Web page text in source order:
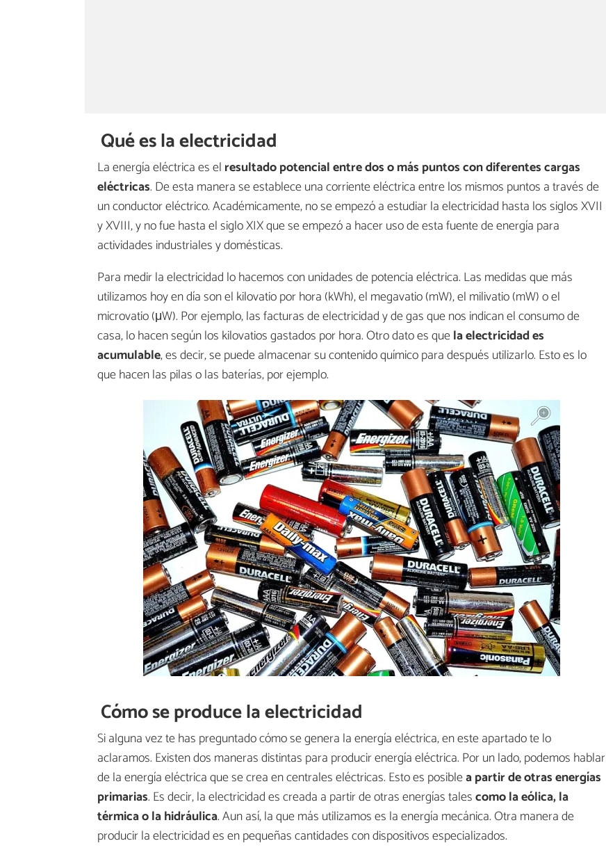
Qué es la electricidad
La energía eléctrica es el resultado potencial entre dos o más puntos con diferentes cargas
eléctricas. De esta manera se establece una corriente eléctrica entre los mismos puntos a través de
un conductor eléctrico. Académicamente, no se empezó a estudiar la electricidad hasta los siglos XVII
y XVIII, y no fue hasta el siglo XIX que se empezó a hacer uso de esta fuente de energía para
actividades industriales y domésticas.
Para medir la electricidad lo hacemos con unidades de potencia eléctrica. Las medidas que más
utilizamos hoy en día son el kilovatio por hora (kWh), el megavatio (mW), el milivatio (mW) o el
microvatio (μW). Por ejemplo, las facturas de electricidad y de gas que nos indican el consumo de
casa, lo hacen según los kilovatios gastados por hora. Otro dato es quela electricidad es
acumulable, es decir, se puede almacenar su contenido químico para después utilizarlo. Esto es lo
que hacen las pilas o las baterías, por ejemplo.
Cómo se produce la electricidad
Si alguna vez te has preguntado cómo se genera la energía eléctrica, en este apartado te lo
aclaramos. Existen dos maneras distintas para producir energía eléctrica. Por un lado, podemos hablar
de la energía eléctrica que se crea en centrales eléctricas. Esto es posiblea partir de otras energías
primarias. Es decir, la electricidad es creada a partir de otras energías talescomo la eólica, la
térmica o la hidráulica. Aun así, la que más utilizamos es la energía mecánica. Otra manera de
producir la electricidad es en pequeñas cantidades con dispositivos especializados.